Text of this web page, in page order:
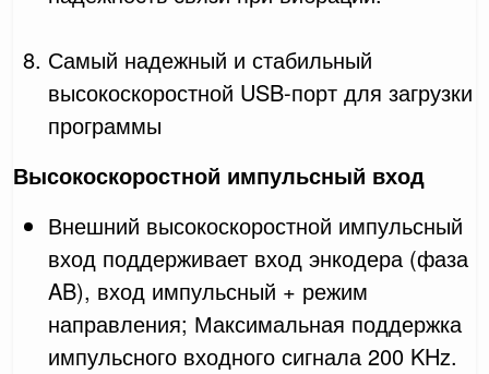
Самый надежный и стабильный
высокоскоростной USB-порт для загрузки
программы
Высокоскоростной импульсный вход
Внешний высокоскоростной импульсный
вход поддерживает вход энкодера (фаза
AB), вход импульсный + режим
направления; Максимальная поддержка
импульсного входного сигнала 200 KHz.